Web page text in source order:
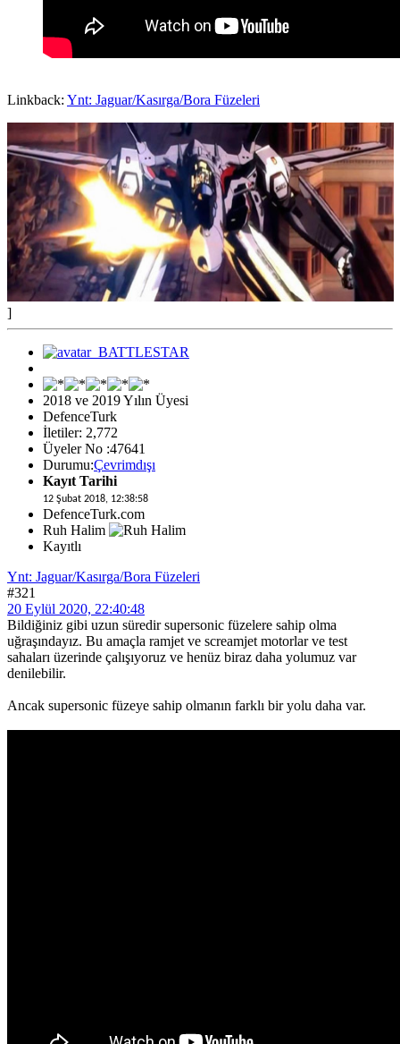
Linkback: Ynt: Jaguar/Kasırga/Bora Füzeleri
]
2018 ve 2019 Yılın Üyesi
DefenceTurk
İletiler: 2,772
Üyeler No :47641
Durumu:Çevrimdışı
Kayıt Tarihi
12 Şubat 2018, 12:38:58
DefenceTurk.com
Ruh Halim
Kayıtlı
Ynt: Jaguar/Kasırga/Bora Füzeleri
#321
20 Eylül 2020, 22:40:48
Bildiğiniz gibi uzun süredir supersonic füzelere sahip olma
uğraşındayız. Bu amaçla ramjet ve screamjet motorlar ve test
sahaları üzerinde çalışıyoruz ve henüz biraz daha yolumuz var
denilebilir.
Ancak supersonic füzeye sahip olmanın farklı bir yolu daha var.